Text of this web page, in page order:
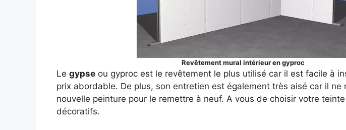
Revêtement mural intérieur en gyproc
Le gypse ou gyproc est le revêtement le plus utilisé car il est facile à
prix abordable. De plus, son entretien est également très aisé car il ne
nouvelle peinture pour le remettre à neuf. A vous de choisir votre
décoratifs.